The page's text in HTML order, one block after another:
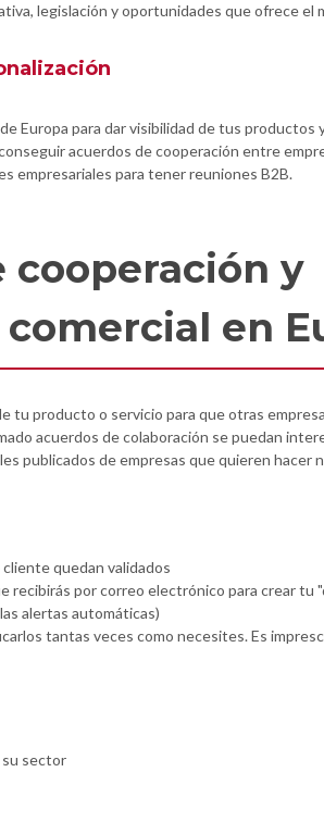
legislación y oportunidades que ofrece el
Europa para dar visibilidad de tus productos
acuerdos de cooperación entre
empresariales para tener reuniones B2B.
y
en
tu producto o servicio para que otras
acuerdos de colaboración se puedan
publicados de empresas que quieren hacer
quedan validados
recibirás por correo electrónico para crear tu
alertas automáticas)
tantas veces como necesites. Es
sector